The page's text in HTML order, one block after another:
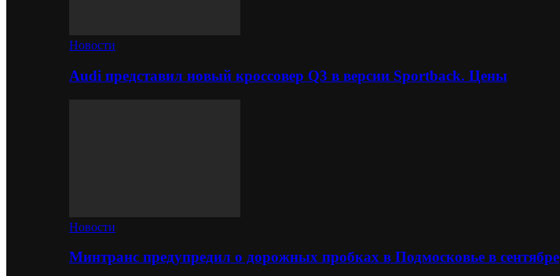
Новости
Audi представил новый кроссовер Q3 в версии Sportback. Цены
Новости
Минтранс предупредил о дорожных пробках в Подмосковье в сентябре